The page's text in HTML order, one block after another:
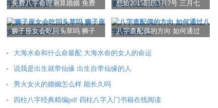
免费八字命理测算婚姻 免费
想给2015阳历3月7号 三月七
狮子座女会吃回头草吗 狮子
八字查配偶的方向 如何通过
大海水命和什么命最配 大海水命的女人的命运
说我是出生就带仙缘 出生自带仙缘的人
男火女火的婚姻怎么样 能长久吗
四柱八字经典精编pdf 四柱八字入门书籍在线阅读